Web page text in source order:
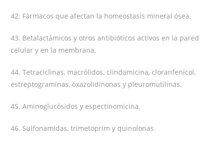
42. Fármacos que afectan la homeostasis mineral ósea.
43. Betalactámicos y otros antibióticos activos en la pared
celular y en la membrana.
44. Tetraciclinas, macrólidos, clindamicina, cloranfenicol,
estreptograminas, oxazolidinonas y pleuromutilinas.
45. Aminoglucósidos y espectinomicina.
46. Sulfonamidas, trimetoprim y quinolonas.